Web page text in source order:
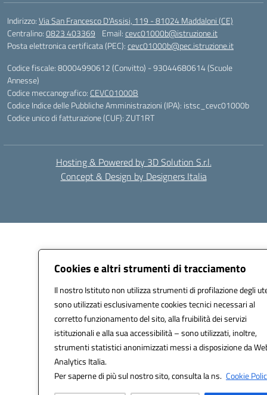
Cookies e altri strumenti di tracciamento
Il nostro Istituto non utilizza strumenti di profilazione degli
sono utilizzati esclusivamente cookies tecnici necessari al
corretto funzionamento del sito, alla fruibilità dei servizi
istituzionali e alla sua accessibilità – sono utilizzati, inoltre,
strumenti statistici anonimizzati messi a disposizione da
Analytics Italia.
Per saperne di più sul nostro sito, consulta la ns. Cookie
Indirizzo:Via San Francesco D'Assisi, 119 - 81024 Maddaloni (CE)
Centralino:0823 403369 Email:cevc01000b@istruzione.it
Posta elettronica certificata (PEC):cevc01000b@pec.istruzione.it
Codice fiscale: 80004990612 (Convitto) - 93044680614 (Scuole
Annesse)
Codice meccanografico: CEVC01000B
Codice Indice delle Pubbliche Amministrazioni (IPA): istsc_cevc01000b
Codice unico di fatturazione (CUF): ZUT1RT
Hosting & Powered by 3D Solution S.r.l.
Concept & Design by Designers Italia